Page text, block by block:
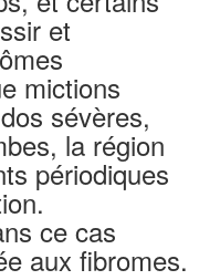
et
mictions
sévères,
la région
périodiques
ce cas
aux fibromes.